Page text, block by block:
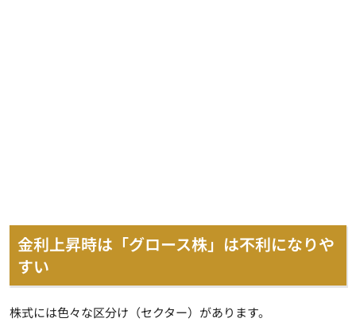
金利上昇時は「グロース株」は不利になりや
すい
株式には色々な区分け（セクター）があります。